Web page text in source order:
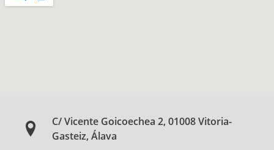
C/ Vicente Goicoechea 2, 01008 Vitoria-
Gasteiz, Álava